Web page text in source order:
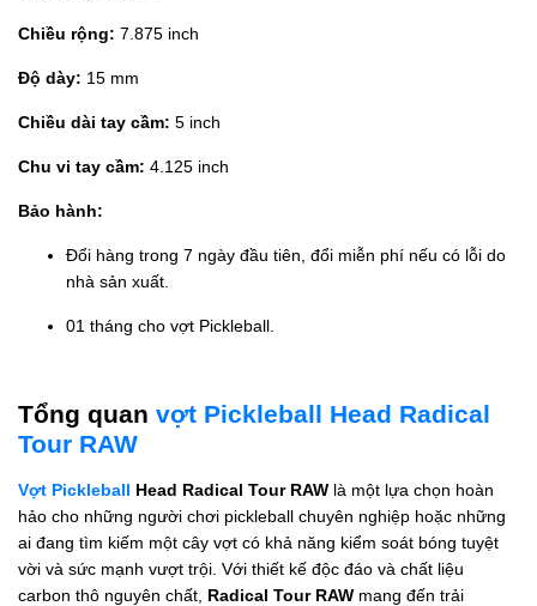
Chiều rộng: 7.875 inch
Độ dày: 15 mm
Chiều dài tay cầm: 5 inch
Chu vi tay cầm: 4.125 inch
Bảo hành:
Đổi hàng trong 7 ngày đầu tiên, đổi miễn phí nếu có lỗi do
nhà sản xuất.
01 tháng cho vợt Pickleball.
Tổng quan vợt Pickleball Head Radical
Tour RAW
Vợt Pickleball Head Radical Tour RAW là một lựa chọn hoàn
hảo cho những người chơi pickleball chuyên nghiệp hoặc những
ai đang tìm kiếm một cây vợt có khả năng kiểm soát bóng tuyệt
vời và sức mạnh vượt trội. Với thiết kế độc đáo và chất liệu
carbon thô nguyên chất, Radical Tour RAW mang đến trải